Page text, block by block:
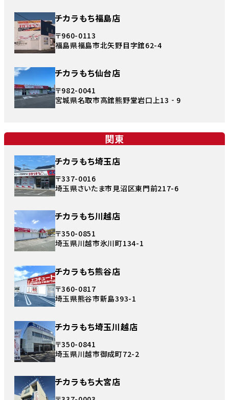
チカラもち福島店
〒960-0113
福島県福島市北矢野目字舘62-4
チカラもち仙台店
〒982-0041
宮城県名取市高舘熊野堂岩口上13‐9
関東
チカラもち埼玉店
〒337-0016
埼玉県さいたま市見沼区東門前217-6
チカラもち川越店
〒350-0851
埼玉県川越市氷川町134-1
チカラもち熊谷店
〒360-0817
埼玉県熊谷市新島393-1
チカラもち埼玉川越店
〒350-0841
埼玉県川越市御成町72-2
チカラもち大宮店